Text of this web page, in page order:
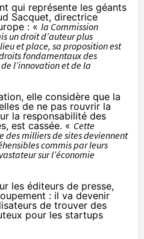
qui représente les géants
Sacquet, directrice
: « la Commission
un droit d’auteur plus
et place, sa proposition est
fondamentaux des
l’innovation et de la
elle considère que la
de ne pas rouvrir la
la responsabilité des
est cassée. « Cette
des milliers de sites deviennent
commis par leurs
sur l’économie
les éditeurs de presse,
: il va devenir
de trouver des
pour les startups